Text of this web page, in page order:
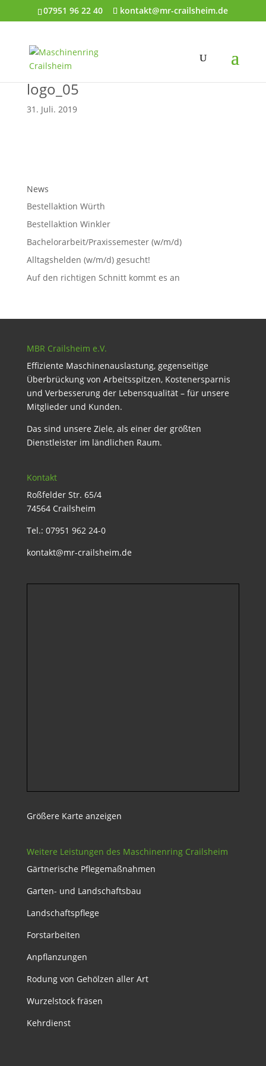
07951 96 22 40 kontakt@mr-crailsheim.de
logo_05
31. Juli. 2019
News
Bestellaktion Würth
Bestellaktion Winkler
Bachelorarbeit/Praxissemester (w/m/d)
Alltagshelden (w/m/d) gesucht!
Auf den richtigen Schnitt kommt es an
MBR Crailsheim e.V.
Effiziente Maschinenauslastung, gegenseitige
Überbrückung von Arbeitsspitzen, Kostenersparnis
und Verbesserung der Lebensqualität – für unsere
Mitglieder und Kunden.
Das sind unsere Ziele, als einer der größten
Dienstleister im ländlichen Raum.
Kontakt
Roßfelder Str. 65/4
74564 Crailsheim
Tel.: 07951 962 24-0
kontakt@mr-crailsheim.de
Größere Karte anzeigen
Weitere Leistungen des Maschinenring Crailsheim
Gärtnerische Pflegemaßnahmen
Garten- und Landschaftsbau
Landschaftspflege
Forstarbeiten
Anpflanzungen
Rodung von Gehölzen aller Art
Wurzelstock fräsen
Kehrdienst